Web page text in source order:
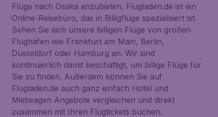
Flüge nach Osaka anzubieten. Flugladen.de ist ein
Online-Reisebüro, das in Billigflüge spezialisiert ist.
Sehen Sie sich unsere billigen Flüge von großen
Flughäfen wie Frankfurt am Main, Berlin,
Düsseldorf oder Hamburg an. Wir sind
kontinuierlich damit beschäftigt, um billige Flüge für
Sie zu finden. Außerdem können Sie auf
Flugladen.de auch ganz einfach Hotel und
Mietwagen Angebote vergleichen und direkt
zusammen mit Ihren Flugtickets buchen.